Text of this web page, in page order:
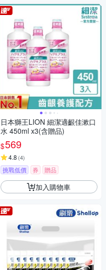
日本獅王LION 細潔適齦佳漱口
水 450ml x3(含贈品)
$569
4.8 (4)
挑戰低價 券 贈品
加入購物車